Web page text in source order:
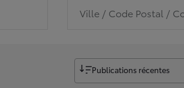
Ville / Code Postal /
Publications récentes